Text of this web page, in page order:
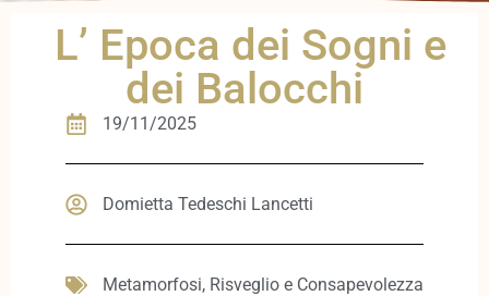
L’ Epoca dei Sogni e
dei Balocchi
19/11/2025
Domietta Tedeschi Lancetti
Metamorfosi, Risveglio e Consapevolezza